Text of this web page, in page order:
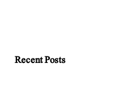
Recent Posts